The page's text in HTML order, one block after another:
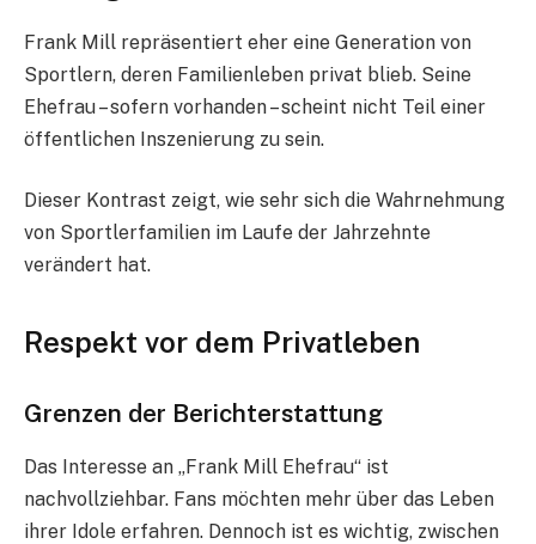
Frank Mill repräsentiert eher eine Generation von
Sportlern, deren Familienleben privat blieb. Seine
Ehefrau – sofern vorhanden – scheint nicht Teil einer
öffentlichen Inszenierung zu sein.
Dieser Kontrast zeigt, wie sehr sich die Wahrnehmung
von Sportlerfamilien im Laufe der Jahrzehnte
verändert hat.
Respekt vor dem Privatleben
Grenzen der Berichterstattung
Das Interesse an „Frank Mill Ehefrau“ ist
nachvollziehbar. Fans möchten mehr über das Leben
ihrer Idole erfahren. Dennoch ist es wichtig, zwischen